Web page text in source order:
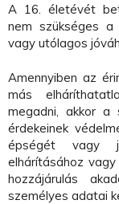
A 16. életévét
nem szükséges a
vagy utólagos
Amennyiben az
más
megadni, akkor
érdekeinek
épségét vagy
elhárításához
hozzájárulás
személyes adatai